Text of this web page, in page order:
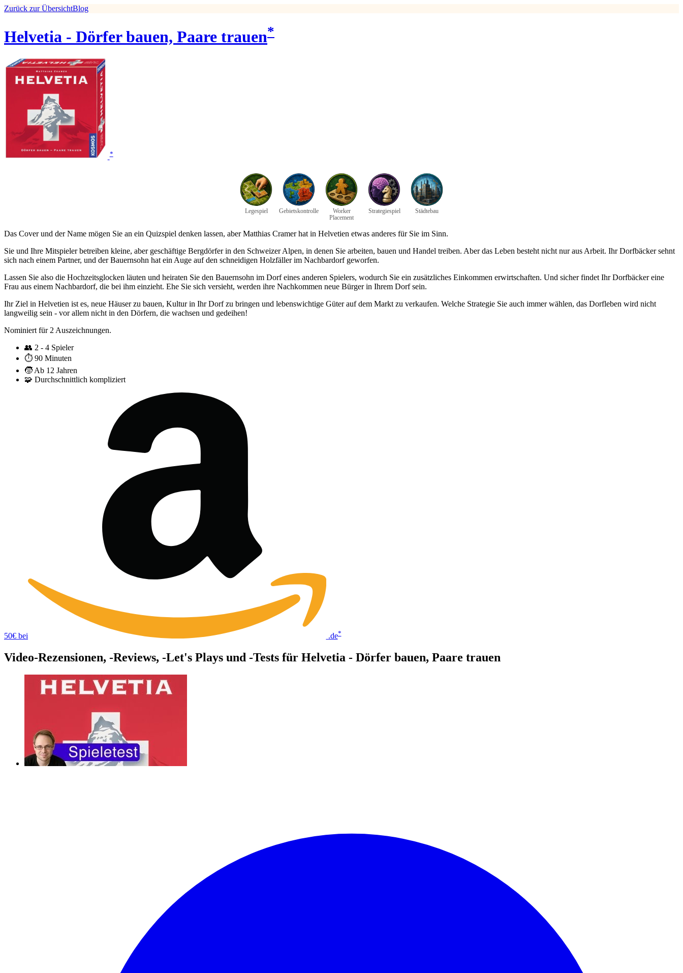
Zurück zur ÜbersichtBlog
Helvetia - Dörfer bauen, Paare trauen*
*
Legespiel Gebietskontrolle
Worker
Placement
Strategiespiel Städtebau
Das Cover und der Name mögen Sie an ein Quizspiel denken lassen, aber Matthias Cramer hat in Helvetien etwas anderes für Sie im Sinn.
Sie und Ihre Mitspieler betreiben kleine, aber geschäftige Bergdörfer in den Schweizer Alpen, in denen Sie arbeiten, bauen und Handel treiben. Aber das Leben besteht nicht nur aus Arbeit. Ihr Dorfbäcker sehnt
sich nach einem Partner, und der Bauernsohn hat ein Auge auf den schneidigen Holzfäller im Nachbardorf geworfen.
Lassen Sie also die Hochzeitsglocken läuten und heiraten Sie den Bauernsohn im Dorf eines anderen Spielers, wodurch Sie ein zusätzliches Einkommen erwirtschaften. Und sicher findet Ihr Dorfbäcker eine
Frau aus einem Nachbardorf, die bei ihm einzieht. Ehe Sie sich versieht, werden ihre Nachkommen neue Bürger in Ihrem Dorf sein.
Ihr Ziel in Helvetien ist es, neue Häuser zu bauen, Kultur in Ihr Dorf zu bringen und lebenswichtige Güter auf dem Markt zu verkaufen. Welche Strategie Sie auch immer wählen, das Dorfleben wird nicht
langweilig sein - vor allem nicht in den Dörfern, die wachsen und gedeihen!
Nominiert für 2 Auszeichnungen.
👥 2 - 4 Spieler
⏱️ 90 Minuten
🧒 Ab 12 Jahren
🧩 Durchschnittlich kompliziert
50€ bei .de*
Video-Rezensionen, -Reviews, -Let's Plays und -Tests für Helvetia - Dörfer bauen, Paare trauen